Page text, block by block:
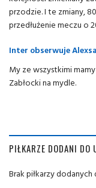
przodzie. I te zmiany,
przedłużenie meczu o
Inter obserwuje
My ze wszystkimi
Zabłocki na mydle.
PIŁKARZE DODANI DO
Brak piłkarzy